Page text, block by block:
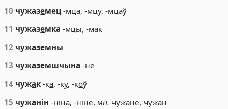
10 чужаземец-мца, -мцу, -мцаў
11 чужаземка -мцы, -мак
12 чужаземны
13 чужаземшчына -не
14 чужак -ка, -ку, -коў
15 чужанін -ніна, -ніне,мн. чужане, чужан